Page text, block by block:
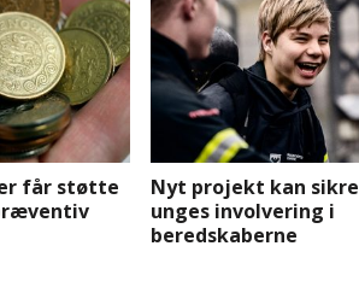
får støtte
Nyt projekt kan sikre
unges involvering i
beredskaberne